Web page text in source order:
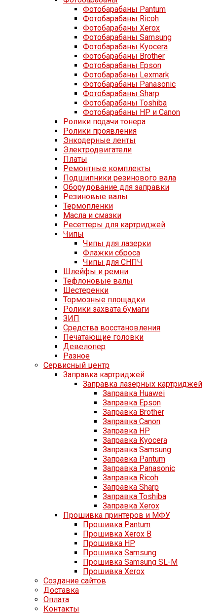
Фотобарабаны Pantum
Фотобарабаны Ricoh
Фотобарабаны Xerox
Фотобарабаны Samsung
Фотобарабаны Kyocera
Фотобарабаны Brother
Фотобарабаны Epson
Фотобарабаны Lexmark
Фотобарабаны Panasonic
Фотобарабаны Sharp
Фотобарабаны Toshiba
Фотобарабаны HP и Canon
Ролики подачи тонера
Ролики проявления
Энкодерные ленты
Электродвигатели
Платы
Ремонтные комплекты
Подшипники резинового вала
Оборудование для заправки
Резиновые валы
Термопленки
Масла и смазки
Ресеттеры для картриджей
Чипы
Чипы для лазерки
Флажки сброса
Чипы для СНПЧ
Шлейфы и ремни
Тефлоновые валы
Шестеренки
Тормозные площадки
Ролики захвата бумаги
ЗИП
Средства восстановления
Печатающие головки
Девелопер
Разное
Сервисный центр
Заправка картриджей
Заправка лазерных картриджей
Заправка Huawei
Заправка Epson
Заправка Brother
Заправка Canon
Заправка HP
Заправка Kyocera
Заправка Samsung
Заправка Pantum
Заправка Panasonic
Заправка Ricoh
Заправка Sharp
Заправка Toshiba
Заправка Xerox
Прошивка принтеров и МФУ
Прошивка Pantum
Прошивка Xerox B
Прошивка HP
Прошивка Samsung
Прошивка Samsung SL-M
Прошивка Xerox
Создание сайтов
Доставка
Оплата
Контакты